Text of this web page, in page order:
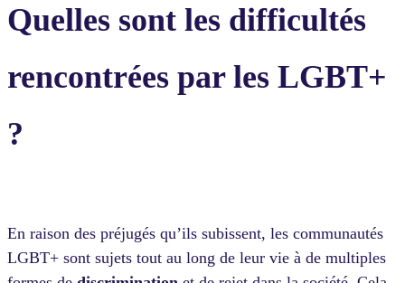
Quelles sont les difficultés
rencontrées par les LGBT+
?
En raison des préjugés qu’ils subissent, les communautés
LGBT+ sont sujets tout au long de leur vie à de multiples